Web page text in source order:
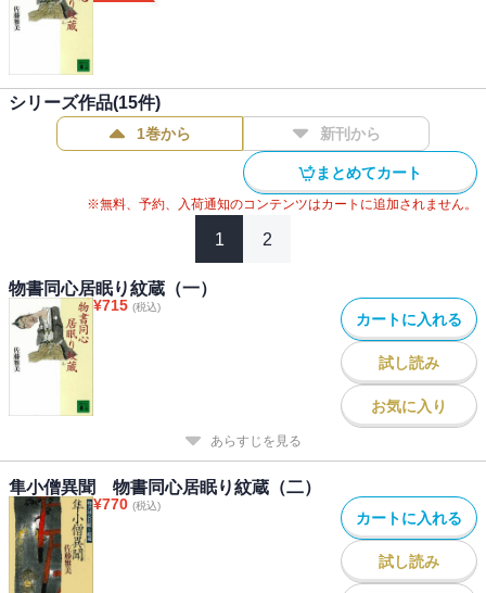
シリーズ作品(15件)
1巻から 新刊から
まとめてカート
※無料、予約、入荷通知のコンテンツはカートに追加されません。
1 2
物書同心居眠り紋蔵（一）
¥715 (税込)
カートに入れる
試し読み
お気に入り
あらすじを見る
隼小僧異聞 物書同心居眠り紋蔵（二）
¥770 (税込)
カートに入れる
試し読み